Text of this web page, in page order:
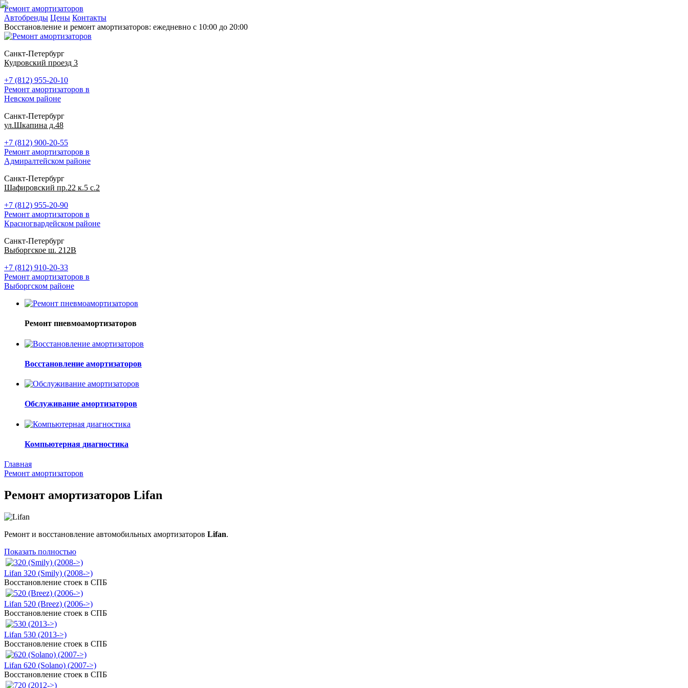
Ремонт амортизаторов
Автобренды Цены Контакты
Восстановление и ремонт амортизаторов: ежедневно с 10:00 до 20:00
Санкт-Петербург
Кудровский проезд 3
+7 (812) 955-20-10
Ремонт амортизаторов в
Невском районе
Санкт-Петербург
ул.Шкапина д.48
+7 (812) 900-20-55
Ремонт амортизаторов в
Адмиралтейском районе
Санкт-Петербург
Шафировский пр.22 к.5 с.2
+7 (812) 955-20-90
Ремонт амортизаторов в
Красногвардейском районе
Санкт-Петербург
Выборгское ш. 212В
+7 (812) 910-20-33
Ремонт амортизаторов в
Выборгском районе
Ремонт пневмоамортизаторов
Восстановление амортизаторов
Обслуживание амортизаторов
Компьютерная диагностика
Главная
Ремонт амортизаторов
Ремонт амортизаторов Lifan
Ремонт и восстановление автомобильных амортизаторов Lifan.
Показать полностью
Lifan 320 (Smily) (2008->)
Восстановление стоек в СПБ
Lifan 520 (Breez) (2006->)
Восстановление стоек в СПБ
Lifan 530 (2013->)
Восстановление стоек в СПБ
Lifan 620 (Solano) (2007->)
Восстановление стоек в СПБ